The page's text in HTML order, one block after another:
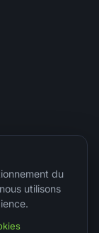
du
utilisons